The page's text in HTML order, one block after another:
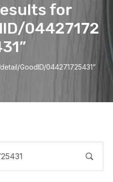
for
04427172
GoodID/044271725431”